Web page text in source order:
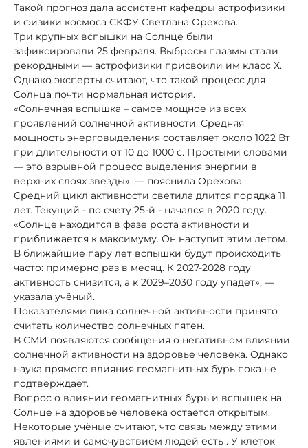
Такой прогноз дала ассистент кафедры астрофизики
и физики космоса СКФУ Светлана Орехова.
Три крупных вспышки на Солнце были
зафиксировали 25 февраля. Выбросы плазмы стали
рекордными — астрофизики присвоили им класс Х.
Однако эксперты считают, что такой процесс для
Солнца почти нормальная история.
«Солнечная вспышка – самое мощное из всех
проявлений солнечной активности. Средняя
мощность энерговыделения составляет около 1022 Вт
при длительности от 10 до 1000 c. Простыми словами
— это взрывной процесс выделения энергии в
верхних слоях звезды», — пояснила Орехова.
Средний цикл активности светила длится порядка 11
лет. Текущий - по счету 25-й - начался в 2020 году.
«Солнце находится в фазе роста активности и
приближается к максимуму. Он наступит этим летом.
В ближайшие пару лет вспышки будут происходить
часто: примерно раз в месяц. К 2027-2028 году
активность снизится, а к 2029–2030 году упадет», —
указала учёный.
Показателями пика солнечной активности принято
считать количество солнечных пятен.
В СМИ появляются сообщения о негативном влиянии
солнечной активности на здоровье человека. Однако
наука прямого влияния геомагнитных бурь пока не
подтверждает.
Вопрос о влиянии геомагнитных бурь и вспышек на
Солнце на здоровье человека остаётся открытым.
Некоторые учёные считают, что связь между этими
явлениями и самочувствием людей есть . У клеток